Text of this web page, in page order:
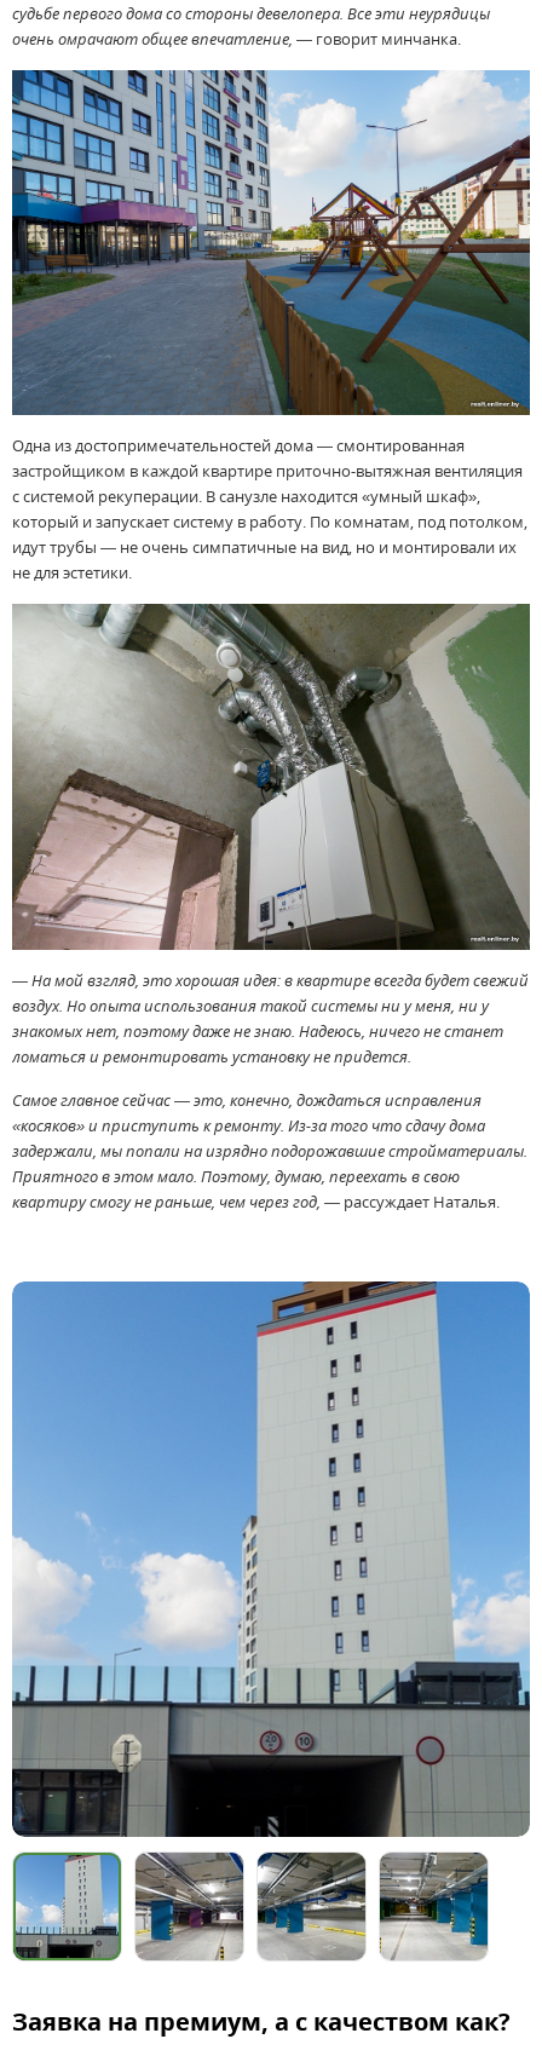
судьбе первого дома со стороны девелопера. Все эти неурядицы
очень омрачают общее впечатление, — говорит минчанка.
Одна из достопримечательностей дома — смонтированная
застройщиком в каждой квартире приточно-вытяжная вентиляция
с системой рекуперации. В санузле находится «умный шкаф»,
который и запускает систему в работу. По комнатам, под потолком,
идут трубы — не очень симпатичные на вид, но и монтировали их
не для эстетики.
— На мой взгляд, это хорошая идея: в квартире всегда будет свежий
воздух. Но опыта использования такой системы ни у меня, ни у
знакомых нет, поэтому даже не знаю. Надеюсь, ничего не станет
ломаться и ремонтировать установку не придется.
Самое главное сейчас — это, конечно, дождаться исправления
«косяков» и приступить к ремонту. Из-за того что сдачу дома
задержали, мы попали на изрядно подорожавшие стройматериалы.
Приятного в этом мало. Поэтому, думаю, переехать в свою
квартиру смогу не раньше, чем через год, — рассуждает Наталья.
Заявка на премиум, а с качеством как?